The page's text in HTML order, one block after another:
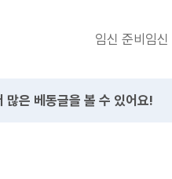
임신 준비임신
많은 베동글을 볼 수 있어요!